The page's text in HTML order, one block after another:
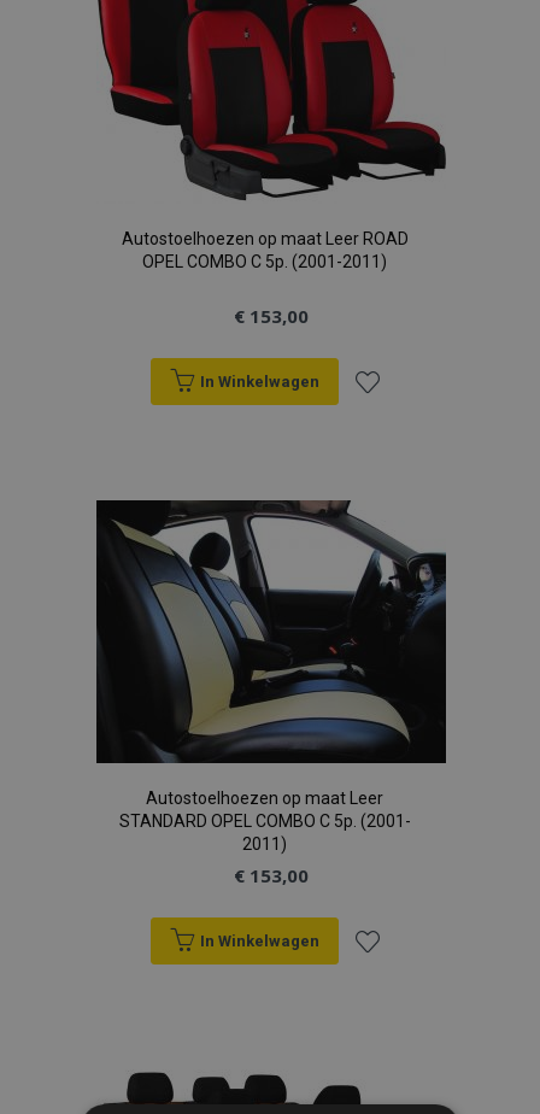
verlanglijst
Autostoelhoezen op maat Leer ROAD
OPEL COMBO C 5p. (2001-2011)
€ 153,00
In Winkelwagen
aan
verlanglijst
Autostoelhoezen op maat Leer
STANDARD OPEL COMBO C 5p. (2001-
2011)
€ 153,00
In Winkelwagen
aan